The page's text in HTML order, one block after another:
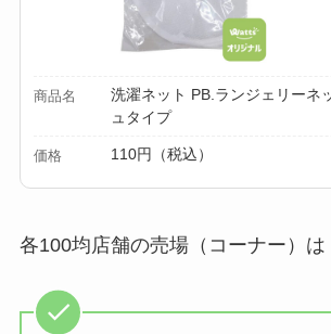
商品名
洗濯ネット PB.ランジェリーネ
ュタイプ
価格 110円（税込）
各100均店舗の売場（コーナー）は